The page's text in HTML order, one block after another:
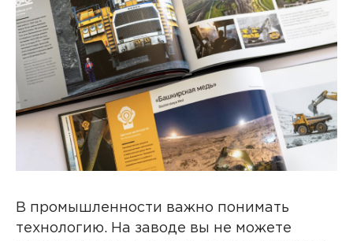
В промышленности важно понимать
технологию. На заводе вы не можете